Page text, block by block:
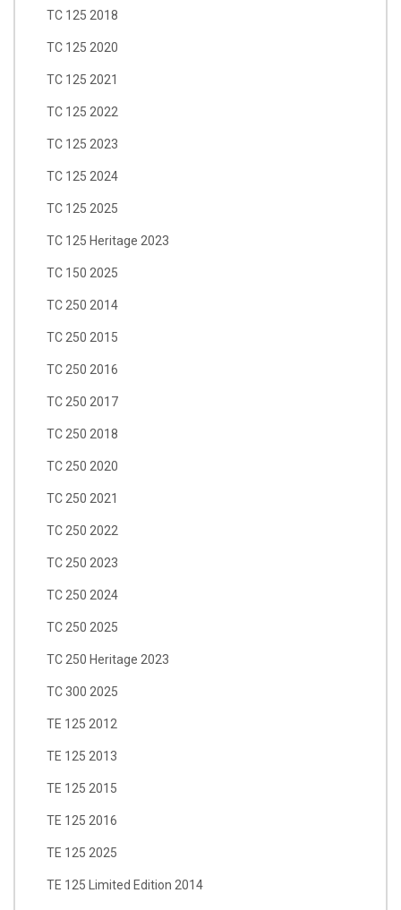
TC 125 2018
TC 125 2020
TC 125 2021
TC 125 2022
TC 125 2023
TC 125 2024
TC 125 2025
TC 125 Heritage 2023
TC 150 2025
TC 250 2014
TC 250 2015
TC 250 2016
TC 250 2017
TC 250 2018
TC 250 2020
TC 250 2021
TC 250 2022
TC 250 2023
TC 250 2024
TC 250 2025
TC 250 Heritage 2023
TC 300 2025
TE 125 2012
TE 125 2013
TE 125 2015
TE 125 2016
TE 125 2025
TE 125 Limited Edition 2014